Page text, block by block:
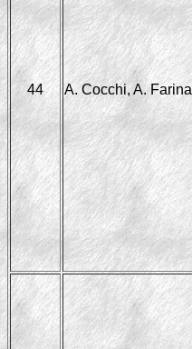
44 A. Cocchi, A. Farina